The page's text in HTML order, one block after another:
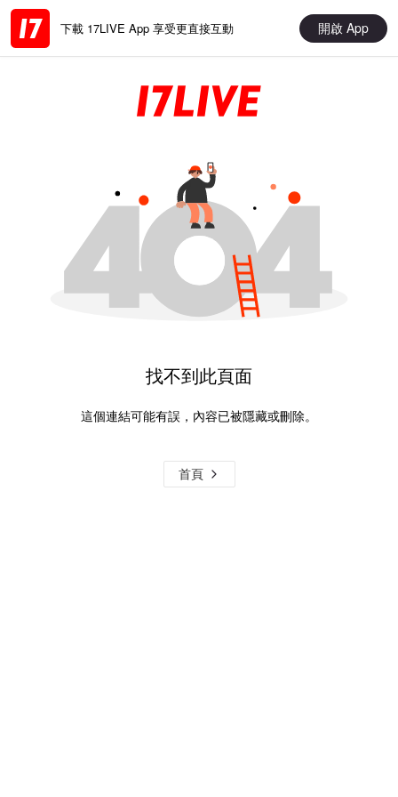
下載 17LIVE App 享受更直接互動 開啟 App
找不到此頁面
這個連結可能有誤，內容已被隱藏或刪除。
首頁